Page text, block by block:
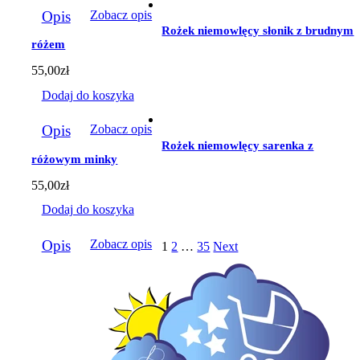
Opis Zobacz opis
Rożek niemowlęcy słonik z brudnym
różem
55,00zł
Dodaj do koszyka
Opis Zobacz opis
Rożek niemowlęcy sarenka z
różowym minky
55,00zł
Dodaj do koszyka
Opis Zobacz opis 1 2 … 35 Next